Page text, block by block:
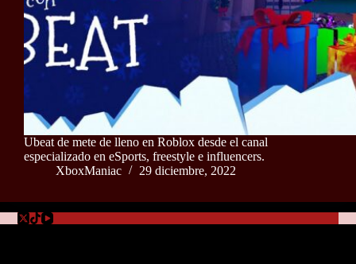
Ubeat de mete de lleno en Roblox desde el canal
especializado en eSports, freestyle e influencers.
XboxManiac
29 diciembre, 2022